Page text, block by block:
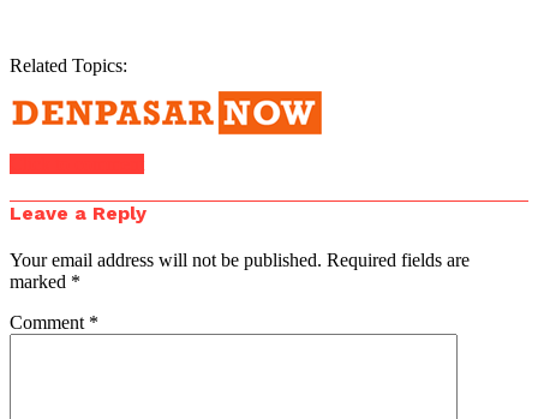
Related Topics:
Leave a Reply
Your email address will not be published. Required fields are
marked *
Comment *